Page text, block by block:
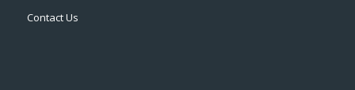
Contact Us